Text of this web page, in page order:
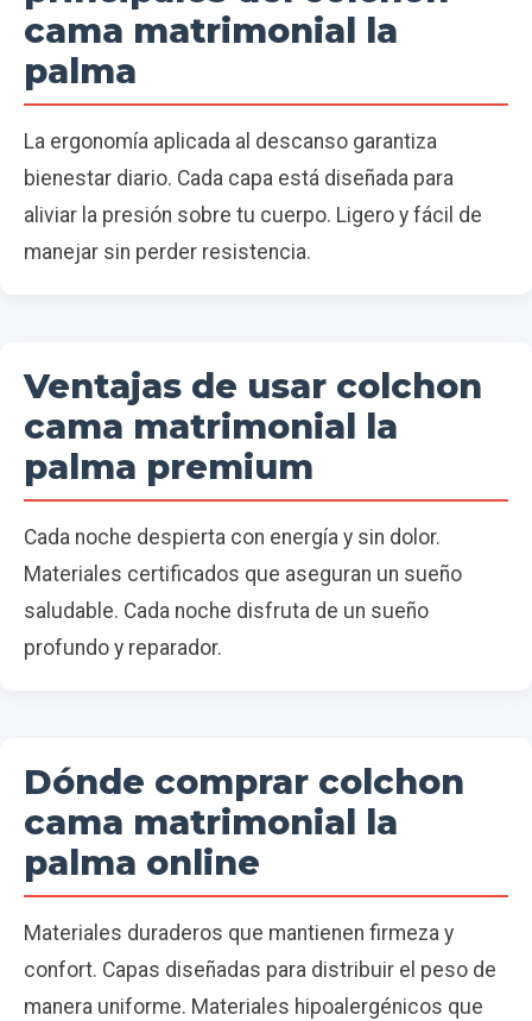
cama matrimonial la
palma
La ergonomía aplicada al descanso garantiza
bienestar diario. Cada capa está diseñada para
aliviar la presión sobre tu cuerpo. Ligero y fácil de
manejar sin perder resistencia.
Ventajas de usar colchon
cama matrimonial la
palma premium
Cada noche despierta con energía y sin dolor.
Materiales certificados que aseguran un sueño
saludable. Cada noche disfruta de un sueño
profundo y reparador.
Dónde comprar colchon
cama matrimonial la
palma online
Materiales duraderos que mantienen firmeza y
confort. Capas diseñadas para distribuir el peso de
manera uniforme. Materiales hipoalergénicos que